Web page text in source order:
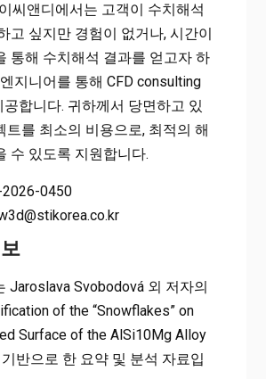
씨앤디에서는 고객이 수치해석
고 싶지만 경험이 없거나, 시간이
통해 수치해석 결과를 얻고자 하
지니어를 통해 CFD consulting
합니다. 귀하께서 당면하고 있
트를 최소의 비용으로, 최적의 해
수 있도록 지원합니다.
0450
Jaroslava Svobodová 외 저자의
of the “Snowflakes” on
Surface of the AlSi10Mg Alloy
반으로 한 요약 및 분석 자료입